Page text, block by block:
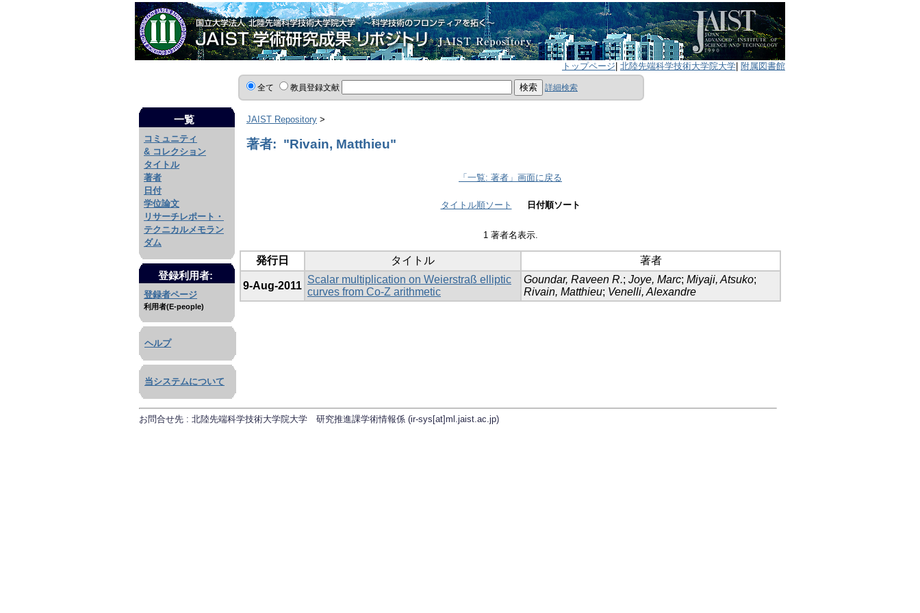
トップページ 北陸先端科学技術大学院大学 附属図書館
全て 教員登録文献 詳細検索
一覧
コミュニティ
& コレクション
タイトル
著者
日付
学位論文
リサーチレポート・
テクニカルメモラン
ダム
登録利用者:
登録者ページ
利用者(E-people)
ヘルプ
当システムについて
JAIST Repository >
著者: "Rivain, Matthieu"
「一覧: 著者」画面に戻る
タイトル順ソート 日付順ソート
1 著者名表示.
発行日 タイトル 著者
9-Aug-2011
Scalar multiplication on Weierstraß elliptic
curves from Co-Z arithmetic
Goundar, Raveen R.; Joye, Marc; Miyaji, Atsuko;
Rivain, Matthieu; Venelli, Alexandre
お問合せ先 : 北陸先端科学技術大学院大学 研究推進課学術情報係 (ir-sys[at]ml.jaist.ac.jp)